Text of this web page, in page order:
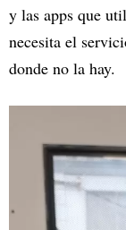
y las apps que
necesita el
donde no la hay.